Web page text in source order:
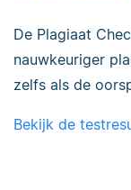
De Plagiaat
nauwkeuriger
zelfs als de
Bekijk de